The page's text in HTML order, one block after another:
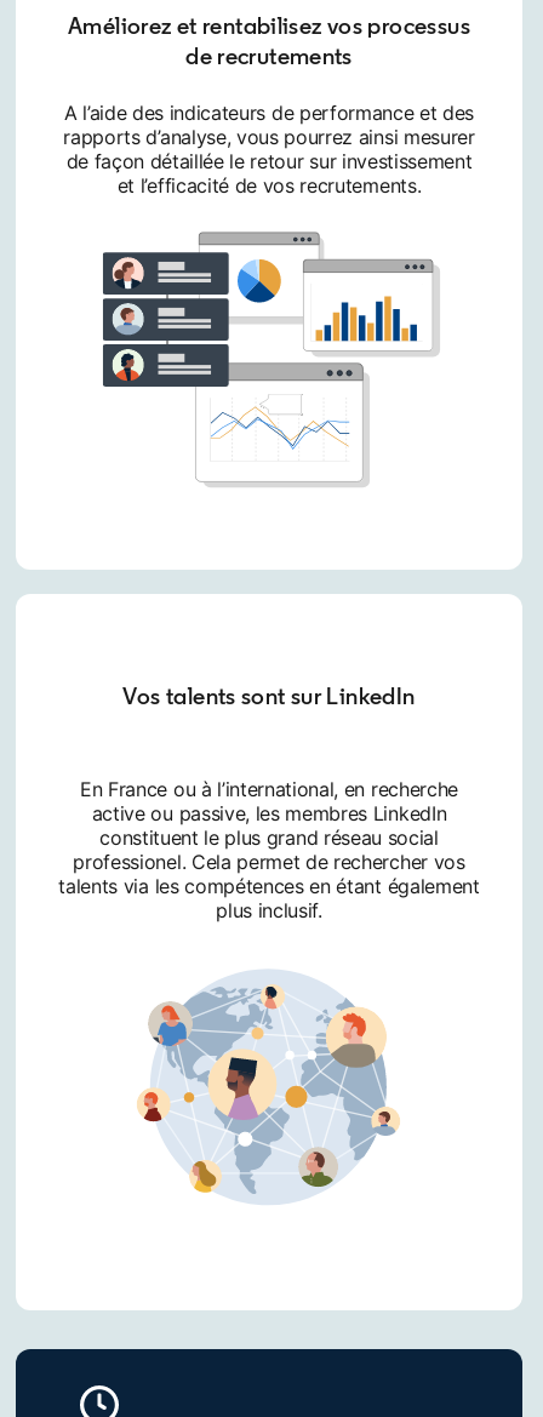
Améliorez et rentabilisez vos processus
de recrutements
A l’aide des indicateurs de performance et des
rapports d’analyse, vous pourrez ainsi mesurer
de façon détaillée le retour sur investissement
et l’efficacité de vos recrutements.
Vos talents sont sur LinkedIn
En France ou à l’international, en recherche
active ou passive, les membres LinkedIn
constituent le plus grand réseau social
professionel. Cela permet de rechercher vos
talents via les compétences en étant également
plus inclusif.